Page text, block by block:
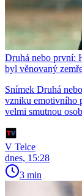
Druhá nebo první:
byl věnovaný
Snímek Druhá
vzniku emotivního
velmi smutnou
V Telce
dnes, 15:28
3 min